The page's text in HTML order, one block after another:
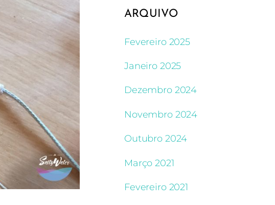
ARQUIVO
Fevereiro 2025
Janeiro 2025
Dezembro 2024
Novembro 2024
Outubro 2024
Março 2021
Fevereiro 2021